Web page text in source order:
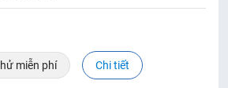
miễn phí Chi tiết